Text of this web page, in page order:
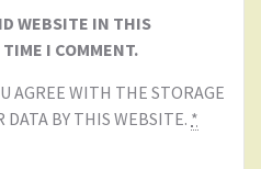
WEBSITE IN THIS
I COMMENT.
AGREE WITH THE STORAGE
DATA BY THIS WEBSITE. *